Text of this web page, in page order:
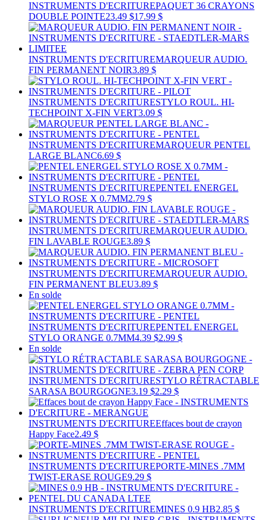
INSTRUMENTS D'ECRITUREPAQUET 36 CRAYONS
DOUBLE POINTE23.49 $17.99 $
INSTRUMENTS D'ECRITUREMARQUEUR AUDIO.
FIN PERMANENT NOIR3.89 $
INSTRUMENTS D'ECRITURESTYLO ROUL. HI-
TECHPOINT X-FIN VERT3.09 $
INSTRUMENTS D'ECRITUREMARQUEUR PENTEL
LARGE BLANC6.69 $
INSTRUMENTS D'ECRITUREPENTEL ENERGEL
STYLO ROSE X 0.7MM2.79 $
INSTRUMENTS D'ECRITUREMARQUEUR AUDIO.
FIN LAVABLE ROUGE3.89 $
INSTRUMENTS D'ECRITUREMARQUEUR AUDIO.
FIN PERMANENT BLEU3.89 $
En solde
INSTRUMENTS D'ECRITUREPENTEL ENERGEL
STYLO ORANGE 0.7MM4.39 $2.99 $
En solde
INSTRUMENTS D'ECRITURESTYLO RÉTRACTABLE
SARASA BOURGOGNE3.19 $2.29 $
INSTRUMENTS D'ECRITUREEffaces bout de crayon
Happy Face2.49 $
INSTRUMENTS D'ECRITUREPORTE-MINES .7MM
TWIST-ERASE ROUGE9.29 $
INSTRUMENTS D'ECRITUREMINES 0.9 HB2.85 $